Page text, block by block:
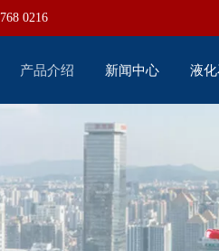
0216
产品介绍 新闻中心 液